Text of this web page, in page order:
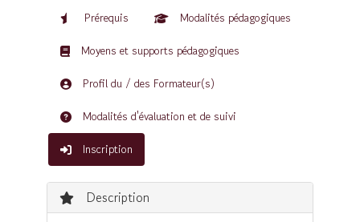
Prérequis Modalités pédagogiques
Moyens et supports pédagogiques
Profil du / des Formateur(s)
Modalités d'évaluation et de suivi
Inscription
Description